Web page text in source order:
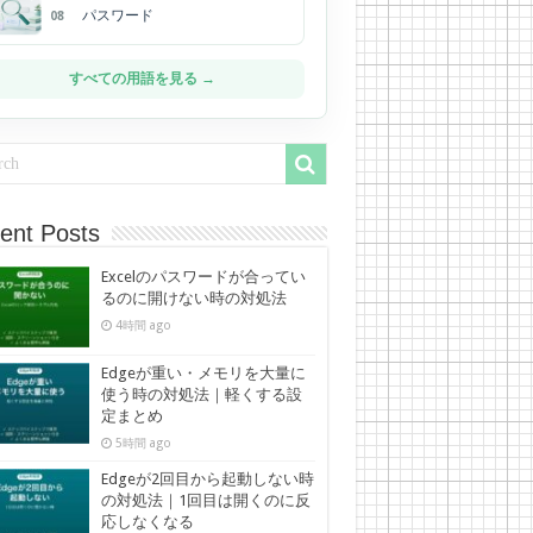
08 パスワード
すべての用語を見る →
Posts
Excelのパスワードが合ってい
るのに開けない時の対処法
4時間 ago
Edgeが重い・メモリを大量に
使う時の対処法｜軽くする設
定まとめ
5時間 ago
Edgeが2回目から起動しない時
の対処法｜1回目は開くのに反
応しなくなる